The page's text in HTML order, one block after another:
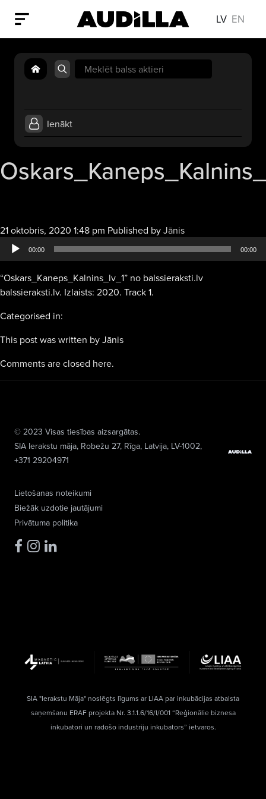
LV EN
Search
for:
Ienākt
21 oktobris, 2020 1:48 pm Published byJānisAudio
atskaņotājs
00:00 00:00
“Oskars_Kaneps_Kalnins_lv_1” no balssieraksti.lv
balssieraksti.lv. Izlaists: 2020. Track 1.
Categorised in:
This post was written by Jānis
Comments are closed here.
Lietošanas noteikumi
Biežāk uzdotie jautājumi
Privātuma politika
© 2023 Visas tiesības aizsargātas.
SIA Ierakstu māja, Robežu 27, Rīga, Latvija, LV-1002,
+371 29204971
SIA "Ierakstu Māja" noslēgts līgums ar LIAA par inkubācijas atbalsta
saņemšanu ERAF projekta Nr. 3.1.1.6/16/I/001 “Reģionālie biznesa
inkubatori un radošo industriju inkubators” ietvaros.